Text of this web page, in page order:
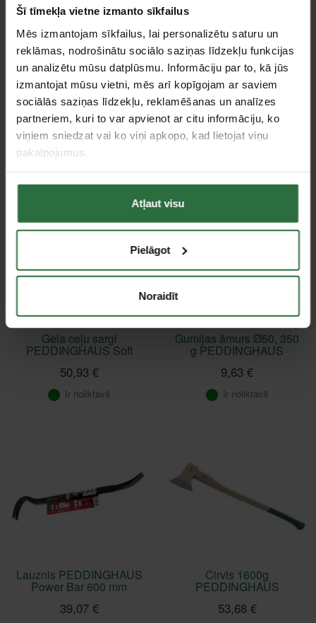
Šī tīmekļa vietne izmanto sīkfailus
Mēs izmantojam sīkfailus, lai personalizētu saturu un
reklāmas, nodrošinātu sociālo saziņas līdzekļu funkcijas
un analizētu mūsu datplūsmu. Informāciju par to, kā jūs
izmantojat mūsu vietni, mēs arī kopīgojam ar saviem
sociālās saziņas līdzekļu, reklamēšanas un analīzes
partneriem, kuri to var apvienot ar citu informāciju, ko
viņiem sniedzat vai ko viņi apkopo, kad lietojat viņu
pakalpojumus.
Atļaut visu
Pielāgot
Noraidīt
Plastmasas āmurs
PEDDINGHAUS 400g
24,93 €
Ir noliktavā
Gumijas āmurs Ø 60, 550
g PEDDINGHAUS
13,27 €
Gela ceļu sargi
PEDDINGHAUS Soft
50,93 €
Ir noliktavā
Gumijas āmurs Ø50, 350
g PEDDINGHAUS
9,63 €
Ir noliktavā
Lauznis PEDDINGHAUS
Power Bar 600 mm
39,07 €
Cirvis 1600g
PEDDINGHAUS
53,68 €